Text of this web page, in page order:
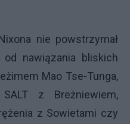
nie powstrzymał
nawiązania bliskich
Mao Tse-Tunga,
z Breżniewiem,
z Sowietami czy